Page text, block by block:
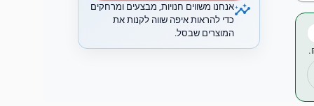
insightsאנחנו משווים חנויות, מבצעים ומרחקים
כדי להראות איפה שווה לקנות את
המוצרים שבסל.